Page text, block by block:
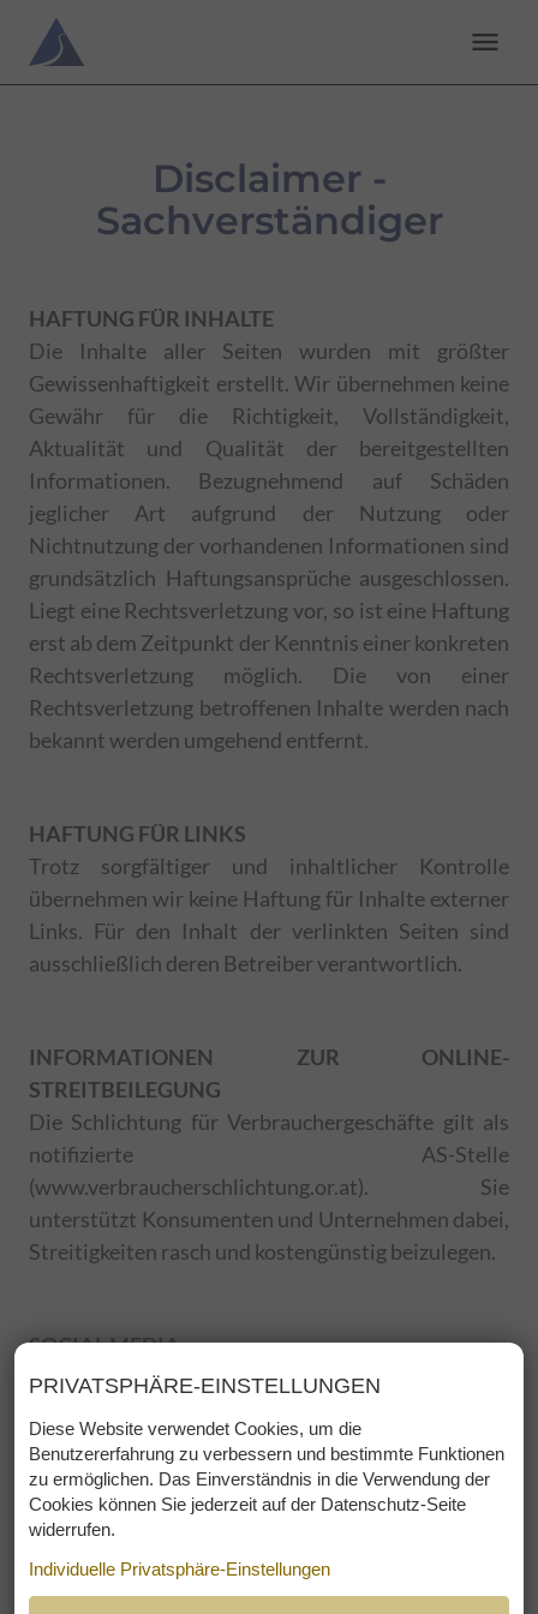
menu
Disclaimer -
Sachverständiger
HAFTUNG FÜR INHALTE
Die Inhalte aller Seiten wurden mit größter
Gewissenhaftigkeit erstellt. Wir übernehmen keine
Gewähr für die Richtigkeit, Vollständigkeit,
Aktualität und Qualität der bereitgestellten
Informationen. Bezugnehmend auf Schäden
jeglicher Art aufgrund der Nutzung oder
Nichtnutzung der vorhandenen Informationen sind
grundsätzlich Haftungsansprüche ausgeschlossen.
Liegt eine Rechtsverletzung vor, so ist eine Haftung
erst ab dem Zeitpunkt der Kenntnis einer konkreten
Rechtsverletzung möglich. Die von einer
Rechtsverletzung betroffenen Inhalte werden nach
bekannt werden umgehend entfernt.
HAFTUNG FÜR LINKS
Trotz sorgfältiger und inhaltlicher Kontrolle
übernehmen wir keine Haftung für Inhalte externer
Links. Für den Inhalt der verlinkten Seiten sind
ausschließlich deren Betreiber verantwortlich.
INFORMATIONEN ZUR ONLINE-
STREITBEILEGUNG
Die Schlichtung für Verbrauchergeschäfte gilt als
notifizierte AS-Stelle
(www.verbraucherschlichtung.or.at). Sie
unterstützt Konsumenten und Unternehmen dabei,
Streitigkeiten rasch und kostengünstig beizulegen.
SOCIAL MEDIA
Im Falle einer Nutzung von Social Media
Unternehmen zum Abruf bereit gehaltenen
Angebote. Informationen zu den
Nutzungsbedingungen und
Datenschutzbestimmungen von Social Media
Plattformen wie zB LinkedIn, Xing, Facebook,
YouTube, Google+ und Twitter erhalten Sie auf
PRIVATSPHÄRE-EINSTELLUNGEN
Diese Website verwendet Cookies, um die
Benutzererfahrung zu verbessern und bestimmte Funktionen
zu ermöglichen. Das Einverständnis in die Verwendung der
Cookies können Sie jederzeit auf der Datenschutz-Seite
widerrufen.
Individuelle Privatsphäre-Einstellungen